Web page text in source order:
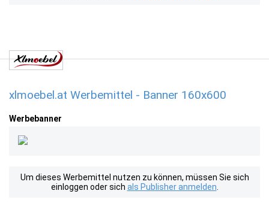
xlmoebel.at Werbemittel - Banner 160x600
Werbebanner
Um dieses Werbemittel nutzen zu können, müssen Sie sich
einloggen oder sich als Publisher anmelden